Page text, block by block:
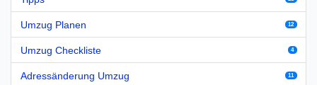
Umzug Planen 12
Umzug Checkliste 4
Adressänderung Umzug 11